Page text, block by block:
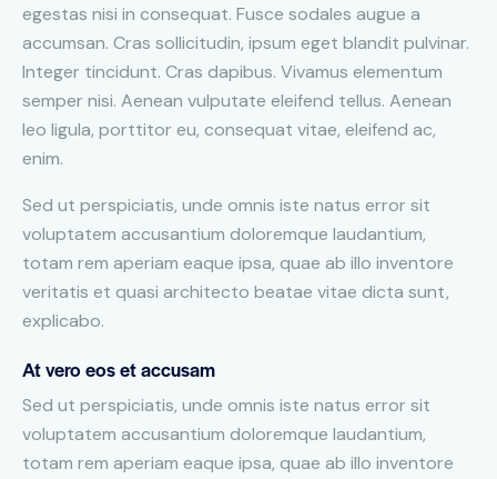
egestas nisi in consequat. Fusce sodales augue a
accumsan. Cras sollicitudin, ipsum eget blandit pulvinar.
Integer tincidunt. Cras dapibus. Vivamus elementum
semper nisi. Aenean vulputate eleifend tellus. Aenean
leo ligula, porttitor eu, consequat vitae, eleifend ac,
enim.
Sed ut perspiciatis, unde omnis iste natus error sit
voluptatem accusantium doloremque laudantium,
totam rem aperiam eaque ipsa, quae ab illo inventore
veritatis et quasi architecto beatae vitae dicta sunt,
explicabo.
At vero eos et accusam
Sed ut perspiciatis, unde omnis iste natus error sit
voluptatem accusantium doloremque laudantium,
totam rem aperiam eaque ipsa, quae ab illo inventore